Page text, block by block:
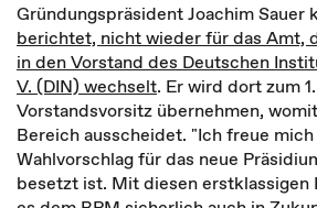
Gründungspräsident Joachim Sauer
berichtet, nicht wieder für das Amt,
in den Vorstand des Deutschen
V. (DIN) wechselt. Er wird dort zum
Vorstandsvorsitz übernehmen,
Bereich ausscheidet. "Ich freue
Wahlvorschlag für das neue
besetzt ist. Mit diesen erstklassigen